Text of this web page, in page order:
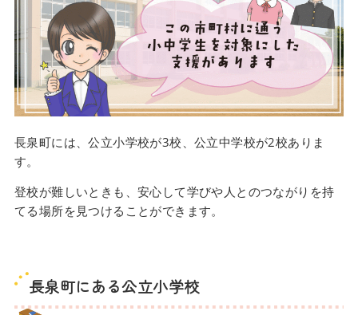
長泉町には、公立小学校が3校、公立中学校が2校ありま
す。
登校が難しいときも、安心して学びや人とのつながりを持
てる場所を見つけることができます。
長泉町にある公立小学校